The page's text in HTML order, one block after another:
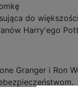
do
Harry'ego
Granger i Ron